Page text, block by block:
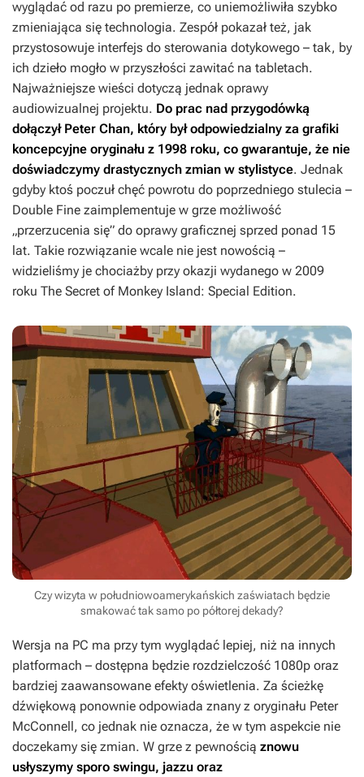
wyglądać od razu po premierze, co uniemożliwiła szybko
zmieniająca się technologia. Zespół pokazał też, jak
przystosowuje interfejs do sterowania dotykowego – tak, by
ich dzieło mogło w przyszłości zawitać na tabletach.
Najważniejsze wieści dotyczą jednak oprawy
audiowizualnej projektu. Do prac nad przygodówką
dołączył Peter Chan, który był odpowiedzialny za grafiki
koncepcyjne oryginału z 1998 roku, co gwarantuje, że nie
doświadczymy drastycznych zmian w stylistyce. Jednak
gdyby ktoś poczuł chęć powrotu do poprzedniego stulecia –
Double Fine zaimplementuje w grze możliwość
„przerzucenia się” do oprawy graficznej sprzed ponad 15
lat. Takie rozwiązanie wcale nie jest nowością –
widzieliśmy je chociażby przy okazji wydanego w 2009
roku The Secret of Monkey Island: Special Edition.
Czy wizyta w południowoamerykańskich zaświatach będzie
smakować tak samo po półtorej dekady?
Wersja na PC ma przy tym wyglądać lepiej, niż na innych
platformach – dostępna będzie rozdzielczość 1080p oraz
bardziej zaawansowane efekty oświetlenia. Za ścieżkę
dźwiękową ponownie odpowiada znany z oryginału Peter
McConnell, co jednak nie oznacza, że w tym aspekcie nie
doczekamy się zmian. W grze z pewnością znowu
usłyszymy sporo swingu, jazzu oraz